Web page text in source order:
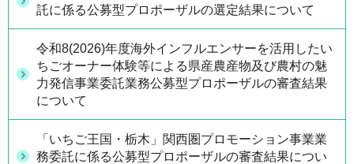
託に係る公募型プロポーザルの選定結果について
令和8(2026)年度海外インフルエンサーを活用したい
ちごオーナー体験等による県産農産物及び農村の魅
力発信事業委託業務公募型プロポーザルの審査結果
について
「いちご王国・栃木」関西圏プロモーション事業業
務委託に係る公募型プロポーザルの審査結果につい